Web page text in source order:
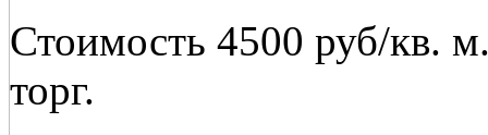
Стоимость 4500 руб/кв.
торг.